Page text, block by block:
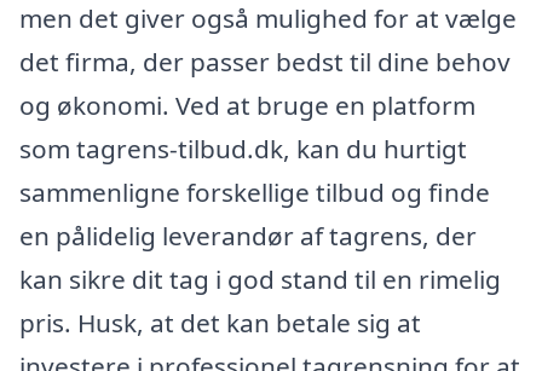
men det giver også mulighed for at vælge
det firma, der passer bedst til dine behov
og økonomi. Ved at bruge en platform
som tagrens-tilbud.dk, kan du hurtigt
sammenligne forskellige tilbud og finde
en pålidelig leverandør af tagrens, der
kan sikre dit tag i god stand til en rimelig
pris. Husk, at det kan betale sig at